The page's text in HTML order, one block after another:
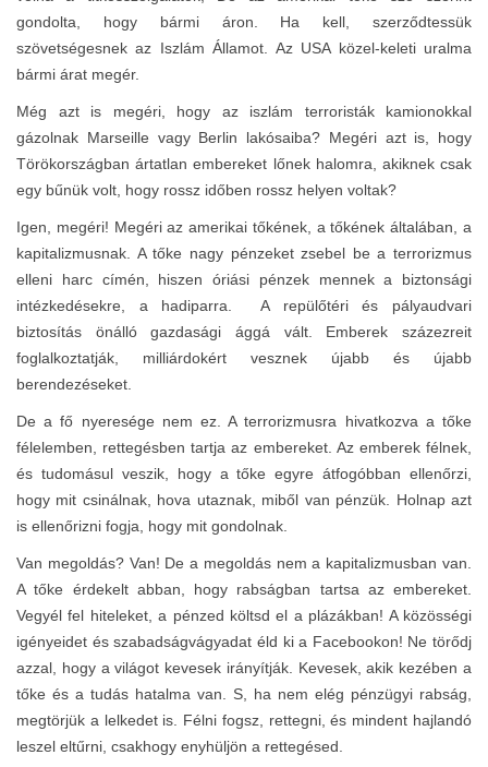
gondolta, hogy bármi áron. Ha kell, szerződtessük
szövetségesnek az Iszlám Államot. Az USA közel-keleti uralma
bármi árat megér.
Még azt is megéri, hogy az iszlám terroristák kamionokkal
gázolnak Marseille vagy Berlin lakósaiba? Megéri azt is, hogy
Törökországban ártatlan embereket lőnek halomra, akiknek csak
egy bűnük volt, hogy rossz időben rossz helyen voltak?
Igen, megéri! Megéri az amerikai tőkének, a tőkének általában, a
kapitalizmusnak. A tőke nagy pénzeket zsebel be a terrorizmus
elleni harc címén, hiszen óriási pénzek mennek a biztonsági
intézkedésekre, a hadiparra. A repülőtéri és pályaudvari
biztosítás önálló gazdasági ággá vált. Emberek százezreit
foglalkoztatják, milliárdokért vesznek újabb és újabb
berendezéseket.
De a fő nyeresége nem ez. A terrorizmusra hivatkozva a tőke
félelemben, rettegésben tartja az embereket. Az emberek félnek,
és tudomásul veszik, hogy a tőke egyre átfogóbban ellenőrzi,
hogy mit csinálnak, hova utaznak, miből van pénzük. Holnap azt
is ellenőrizni fogja, hogy mit gondolnak.
Van megoldás? Van! De a megoldás nem a kapitalizmusban van.
A tőke érdekelt abban, hogy rabságban tartsa az embereket.
Vegyél fel hiteleket, a pénzed költsd el a plázákban! A közösségi
igényeidet és szabadságvágyadat éld ki a Facebookon! Ne törődj
azzal, hogy a világot kevesek irányítják. Kevesek, akik kezében a
tőke és a tudás hatalma van. S, ha nem elég pénzügyi rabság,
megtörjük a lelkedet is. Félni fogsz, rettegni, és mindent hajlandó
leszel eltűrni, csakhogy enyhüljön a rettegésed.